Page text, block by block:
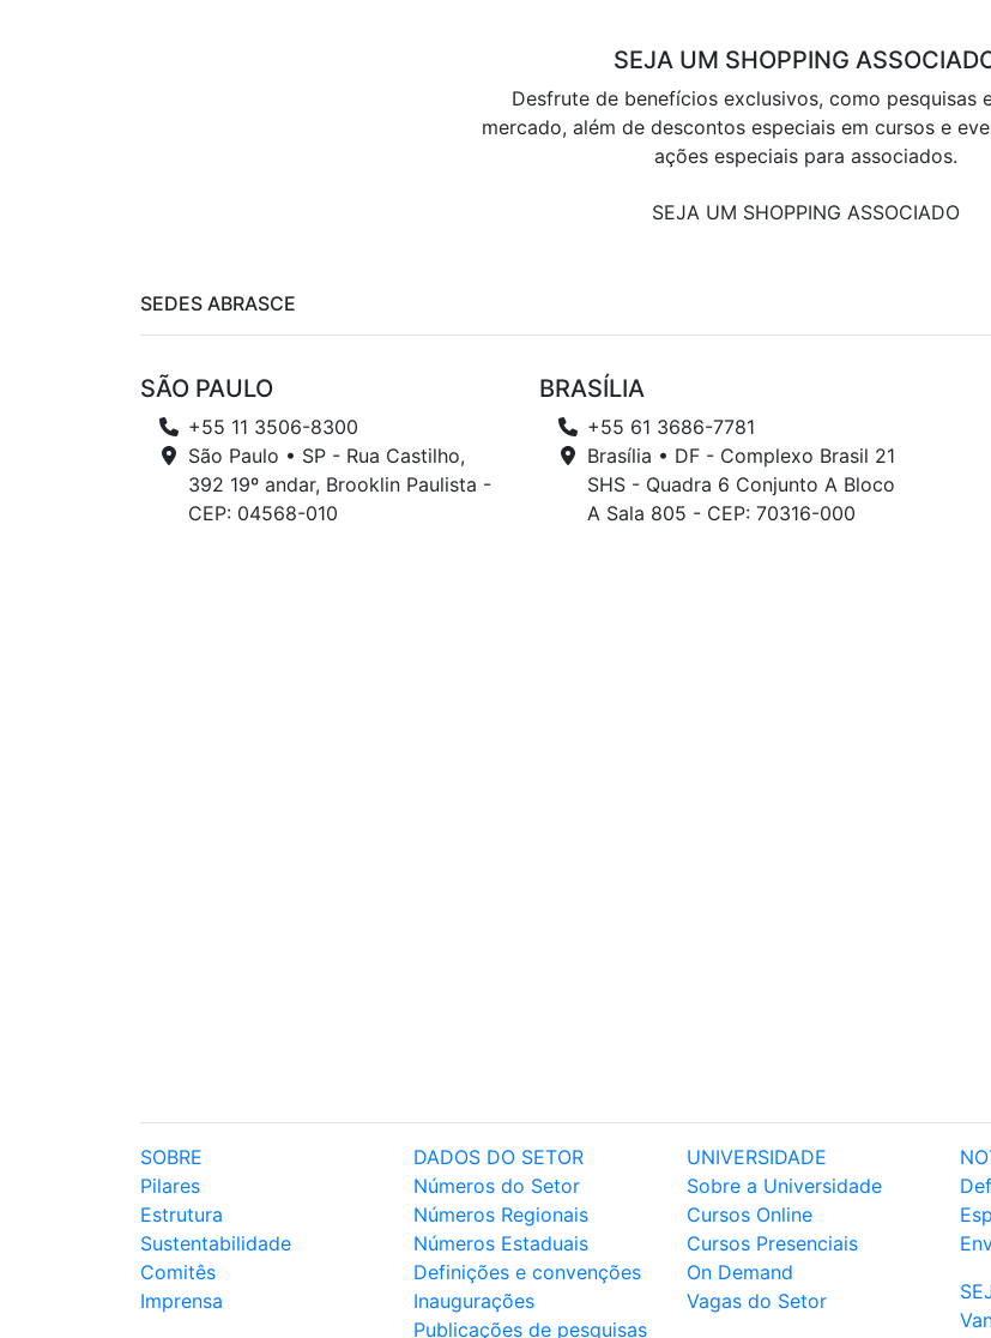
SEJA UM SHOPPING
Desfrute de benefícios exclusivos, como pesquisas
mercado, além de descontos especiais em cursos e
ações especiais para associados.
SEJA UM SHOPPING ASSOCIADO
SEDES ABRASCE
SÃO PAULO
+55 11 3506-8300
São Paulo • SP - Rua Castilho,
392 19º andar, Brooklin Paulista -
CEP: 04568-010
BRASÍLIA
+55 61 3686-7781
Brasília • DF - Complexo Brasil 21
SHS - Quadra 6 Conjunto A Bloco
A Sala 805 - CEP: 70316-000
SOBRE
Pilares
Estrutura
Sustentabilidade
Comitês
Imprensa
DADOS DO SETOR
Números do Setor
Números Regionais
Números Estaduais
Definições e convenções
Inaugurações
Publicações de pesquisas
UNIVERSIDADE
Sobre a Universidade
Cursos Online
Cursos Presenciais
On Demand
Vagas do Setor